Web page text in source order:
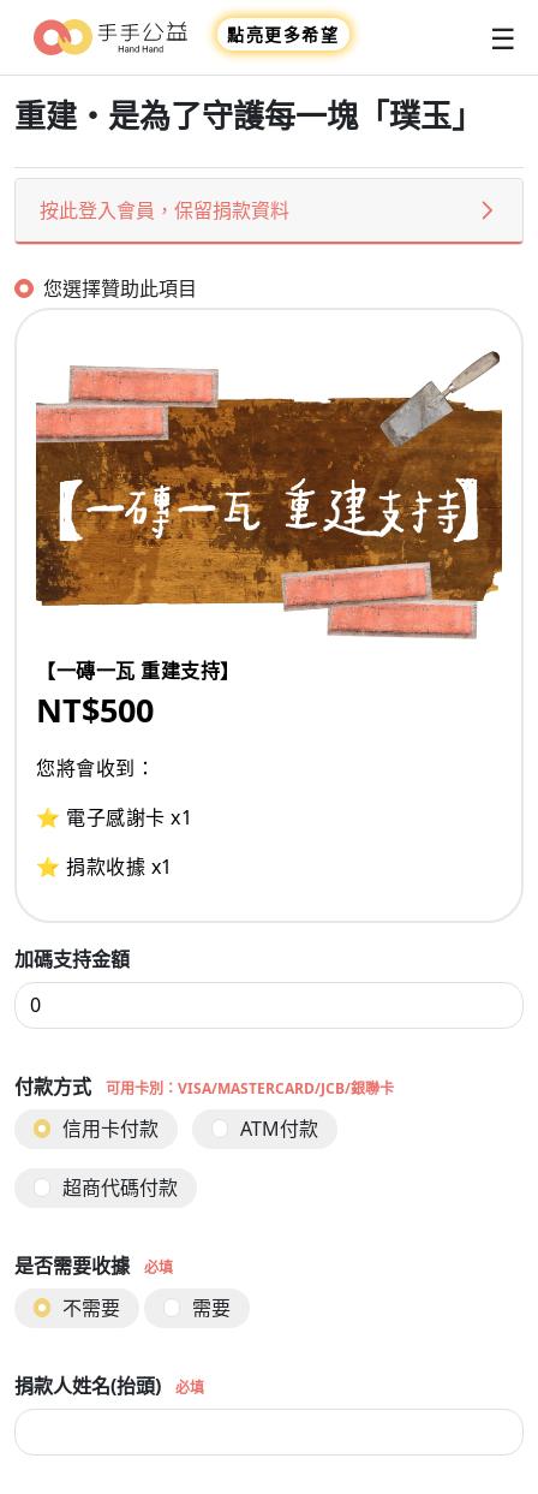
點亮更多希望 ☰
重建・是為了守護每一塊「璞玉」
按此登入會員，保留捐款資料
您選擇贊助此項目
【一磚一瓦 重建支持】
NT$500
您將會收到：
⭐ 電子感謝卡 x1
⭐ 捐款收據 x1
加碼支持金額
付款方式 可用卡別：VISA/MASTERCARD/JCB/銀聯卡
信用卡付款 ATM付款
超商代碼付款
是否需要收據 必填
不需要 需要
捐款人姓名(抬頭) 必填